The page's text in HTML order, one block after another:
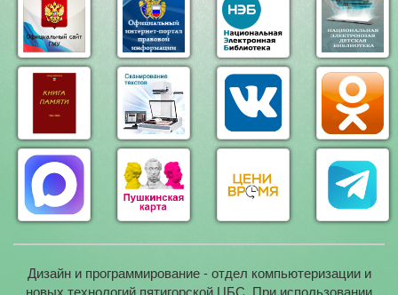
Дизайн и программирование - отдел компьютеризации и